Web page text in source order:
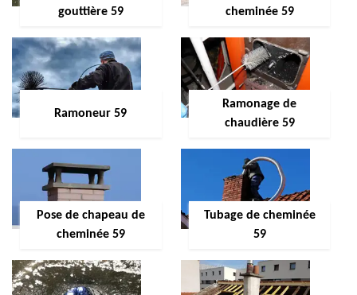
gouttière 59
cheminée 59
Ramoneur 59
Ramonage de
chaudière 59
Pose de chapeau de
cheminée 59
Tubage de cheminée
59